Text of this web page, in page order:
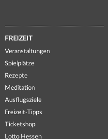
FREIZEIT
Veranstaltungen
Spielplätze
Rezepte
Meditation
Ausflugsziele
Freizeit-Tipps
Ticketshop
Lotto Hessen